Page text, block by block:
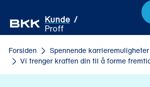
Kunde
Proff
Forsiden
Spennende
Vi trenger kraften din til å forme